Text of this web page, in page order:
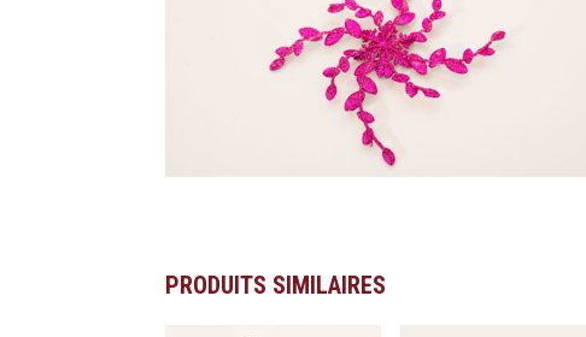
PRODUITS SIMILAIRES